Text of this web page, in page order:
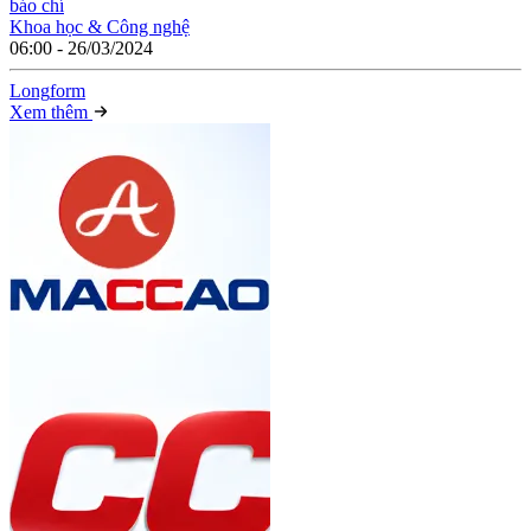
báo chí
Khoa học & Công nghệ
06:00 - 26/03/2024
Longform
Xem thêm